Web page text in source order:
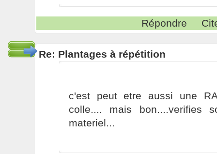
Répondre
Re: Plantages à répétition
c'est peut etre aussi une
colle.... mais bon....verifies
materiel...